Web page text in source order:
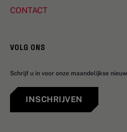
CONTACT
VOLG ONS
Schrijf u in voor onze maandelijkse
INSCHRIJVEN